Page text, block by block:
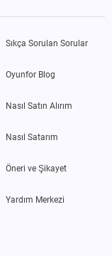
Sıkça Sorulan Sorular
Oyunfor Blog
Nasıl Satın Alırım
Nasıl Satarım
Öneri ve Şikayet
Yardım Merkezi